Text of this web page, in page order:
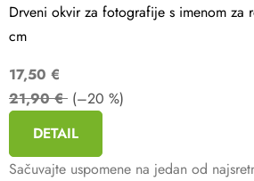
Drveni okvir za fotografije s imenom za
cm
17,50 €
21,90 € (–20 %)
DETAIL
Sačuvajte uspomene na jedan od